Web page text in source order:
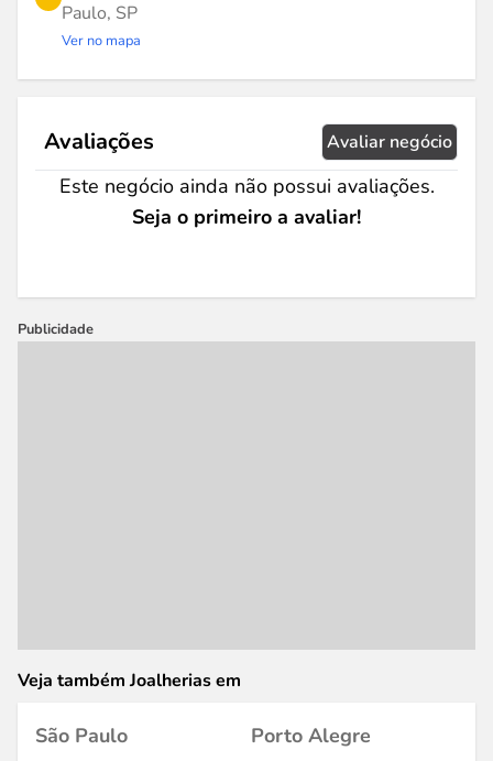
Paulo, SP
Ver no mapa
Avaliações Avaliar negócio
Este negócio ainda não possui avaliações.
Seja o primeiro a avaliar!
Publicidade
Veja também Joalherias em
São Paulo
Porto Alegre